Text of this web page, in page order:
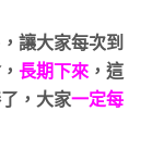
讓大家每次到
長期下來，這
， 大家一定每